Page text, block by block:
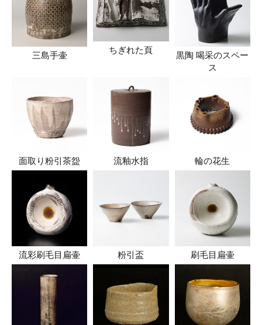
三島手壷
ちぎれた頁
黒陶 喝采のスペー
ス
面取り粉引茶盌 流釉水指 輪の花生
流彩刷毛目扁壷 粉引盃 刷毛目扁壷